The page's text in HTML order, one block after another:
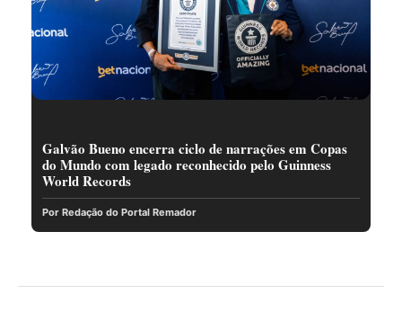
Galvão Bueno encerra ciclo de narrações em Copas
do Mundo com legado reconhecido pelo Guinness
World Records
Por Redação do Portal Remador